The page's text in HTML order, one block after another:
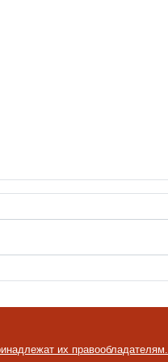
их правообладателям.